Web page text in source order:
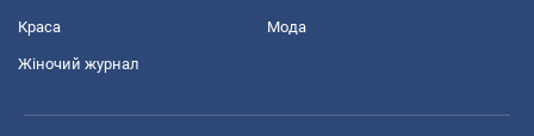
Краса Мода
Жіночий журнал